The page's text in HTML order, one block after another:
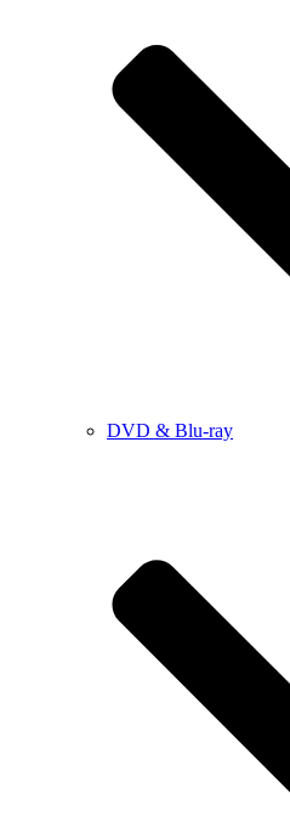
DVD & Blu-ray